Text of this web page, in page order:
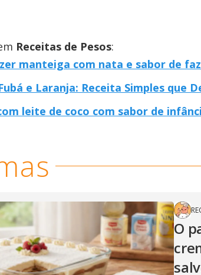
Receitas de Pesos:
manteiga com nata e sabor de
e Laranja: Receita Simples que
leite de coco com sabor de
O